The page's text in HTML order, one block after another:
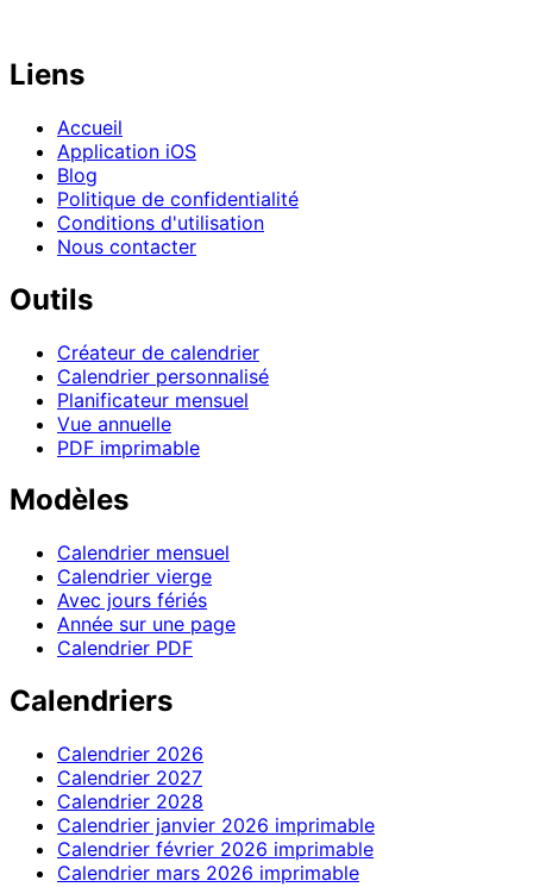
Liens
Accueil
Application iOS
Blog
Politique de confidentialité
Conditions d'utilisation
Nous contacter
Outils
Créateur de calendrier
Calendrier personnalisé
Planificateur mensuel
Vue annuelle
PDF imprimable
Modèles
Calendrier mensuel
Calendrier vierge
Avec jours fériés
Année sur une page
Calendrier PDF
Calendriers
Calendrier 2026
Calendrier 2027
Calendrier 2028
Calendrier janvier 2026 imprimable
Calendrier février 2026 imprimable
Calendrier mars 2026 imprimable